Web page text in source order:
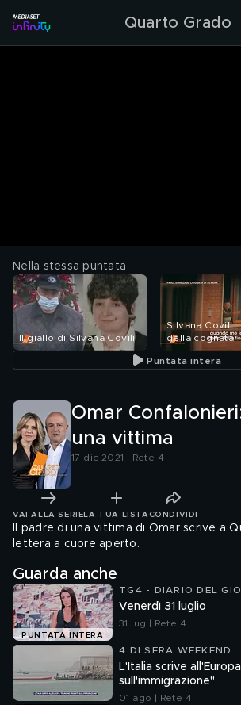
Quarto Grado
Nella stessa puntata
Il giallo di Silvana Covili
Silvana Covili:
della cognata
Puntata intera
Omar
una vittima
17 dic 2021 | Rete 4
VAI ALLA SERIE LA TUA LISTA CONDIVIDI
Il padre di una vittima di Omar scrive a
lettera a cuore aperto.
Guarda anche
PUNTATA INTERA
TG4 - DIARIO DEL
Venerdì 31 luglio
31 lug | Rete 4
4 DI SERA WEEKEND
L'Italia scrive
sull'immigrazione"
01 ago | Rete 4